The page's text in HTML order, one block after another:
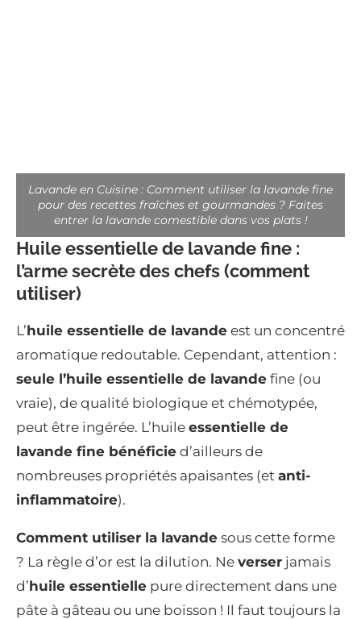
Lavande en Cuisine : Comment utiliser la lavande fine
pour des recettes fraîches et gourmandes ? Faites
entrer la lavande comestible dans vos plats !
Huile essentielle de lavande fine :
l’arme secrète des chefs (comment
utiliser)
L’huile essentielle de lavande est un concentré
aromatique redoutable. Cependant, attention :
seule l’huile essentielle de lavande fine (ou
vraie), de qualité biologique et chémotypée,
peut être ingérée. L’huile essentielle de
lavande fine bénéficie d’ailleurs de
nombreuses propriétés apaisantes (et anti-
inflammatoire).
Comment utiliser la lavande sous cette forme
? La règle d’or est la dilution. Ne verser jamais
d’huile essentielle pure directement dans une
pâte à gâteau ou une boisson ! Il faut toujours la